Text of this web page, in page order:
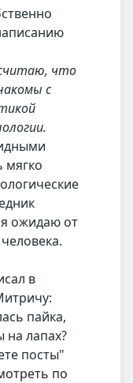
что
с
мягко
я ожидаю от
в
пайка,
лапах?
посты"
по